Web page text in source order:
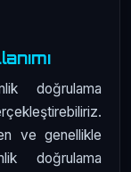
doğrulama
ve genellikle
doğrulama